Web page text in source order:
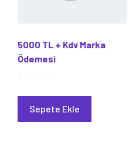
5000 TL + Kdv Marka
Ödemesi
Sepete Ekle